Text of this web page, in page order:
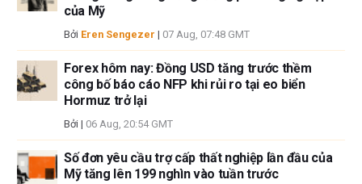
của Mỹ
Bởi Eren Sengezer | 07 Aug, 07:48 GMT
Forex hôm nay: Đồng USD tăng trước thềm
công bố báo cáo NFP khi rủi ro tại eo biển
Hormuz trở lại
Bởi | 06 Aug, 20:54 GMT
Số đơn yêu cầu trợ cấp thất nghiệp lần đầu của
Mỹ tăng lên 199 nghìn vào tuần trước